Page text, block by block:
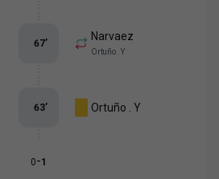
Narvaez
Ortuño . Y
67’
Ortuño . Y
63’
0-1